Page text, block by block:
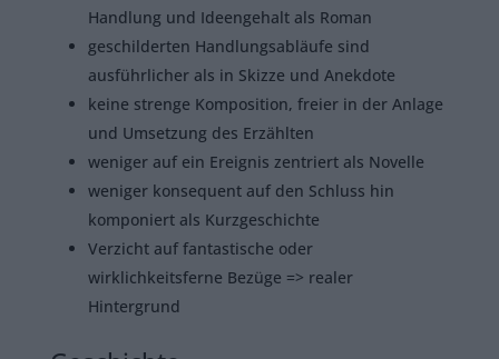
Handlung und Ideengehalt als Roman
geschilderten Handlungsabläufe sind
ausführlicher als in Skizze und Anekdote
keine strenge Komposition, freier in der Anlage
und Umsetzung des Erzählten
weniger auf ein Ereignis zentriert als Novelle
weniger konsequent auf den Schluss hin
komponiert als Kurzgeschichte
Verzicht auf fantastische oder
wirklichkeitsferne Bezüge => realer
Hintergrund